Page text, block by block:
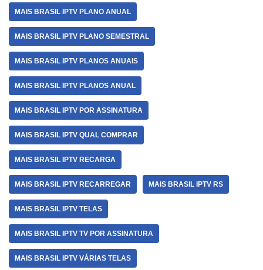
MAIS BRASIL IPTV PLANO ANUAL
MAIS BRASIL IPTV PLANO SEMESTRAL
MAIS BRASIL IPTV PLANOS ANUAIS
MAIS BRASIL IPTV PLANOS ANUAL
MAIS BRASIL IPTV POR ASSINATURA
MAIS BRASIL IPTV QUAL COMPRAR
MAIS BRASIL IPTV RECARGA
MAIS BRASIL IPTV RECARREGAR MAIS BRASIL IPTV RS
MAIS BRASIL IPTV TELAS
MAIS BRASIL IPTV TV POR ASSINATURA
MAIS BRASIL IPTV VÁRIAS TELAS